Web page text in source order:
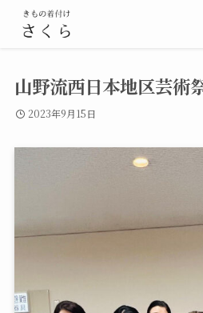
山野流西日本地区芸術
2023年9月15日